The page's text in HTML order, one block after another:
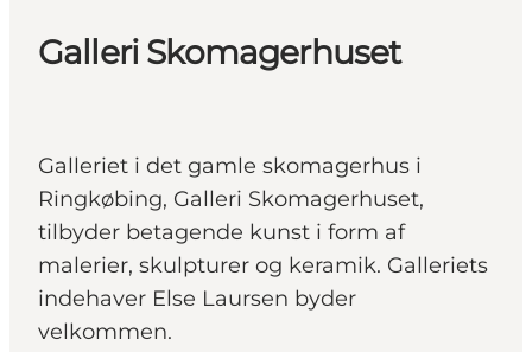
Galleri Skomagerhuset
Galleriet i det gamle skomagerhus i
Ringkøbing, Galleri Skomagerhuset,
tilbyder betagende kunst i form af
malerier, skulpturer og keramik. Galleriets
indehaver Else Laursen byder
velkommen.